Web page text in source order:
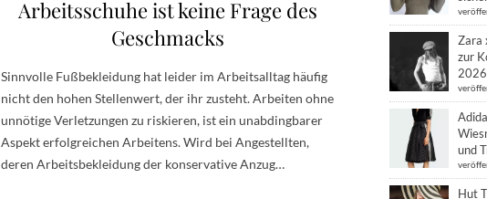
Arbeitsschuhe ist keine Frage des
Geschmacks
Sinnvolle Fußbekleidung hat leider im Arbeitsalltag häufig
nicht den hohen Stellenwert, der ihr zusteht. Arbeiten ohne
unnötige Verletzungen zu riskieren, ist ein unabdingbarer
Aspekt erfolgreichen Arbeitens. Wird bei Angestellten,
deren Arbeitsbekleidung der konservative Anzug…
Zara
zur
und
Hut